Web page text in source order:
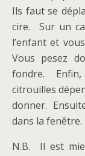
Ils faut se
cire. Sur un
l’enfant et
Vous pesez
fondre. Enfin,
citrouilles
donner.
dans la fenêtre.
N.B. Il est